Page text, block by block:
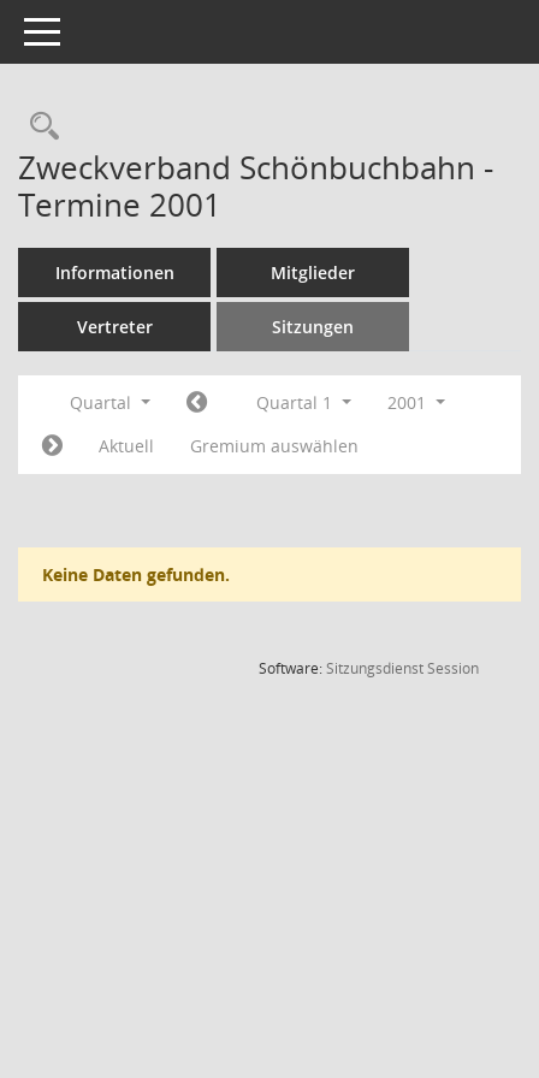
Toggle navigation
Rechercheauswahl
Zweckverband Schönbuchbahn -
Termine 2001
Informationen Mitglieder
Vertreter Sitzungen
Quartal Quartal 1
2001
Aktuell
Gremium auswählen
Keine Daten gefunden.
Software:SitzungsdienstSession(Wird in